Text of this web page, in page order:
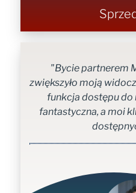
"Bycie partnerem
zwiększyło moją
funkcja dostępu
fantastyczna, a moi